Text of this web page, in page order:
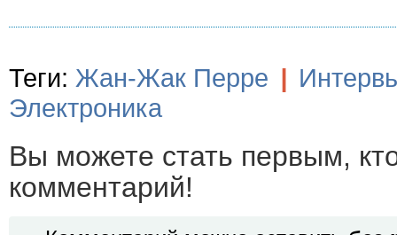
Теги: Жан-Жак Перре |
Электроника
Вы можете стать первым,
комментарий!